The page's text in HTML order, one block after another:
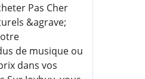
Pas Cher
&agrave;
de musique ou
dans vos